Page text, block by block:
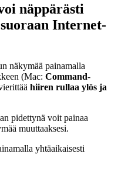
näppärästi
Internet-
näkymää painamalla
(Mac: Command-
hiiren rullaa ylös ja
pidettynä voit painaa
muuttaaksesi.
yhtäaikaisesti